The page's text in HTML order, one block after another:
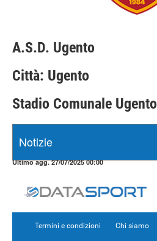
A.S.D. Ugento
Città: Ugento
Stadio Comunale Ugento
Ultimo agg. 27/07/2025 00:00
Termini e condizioni Chi siamo